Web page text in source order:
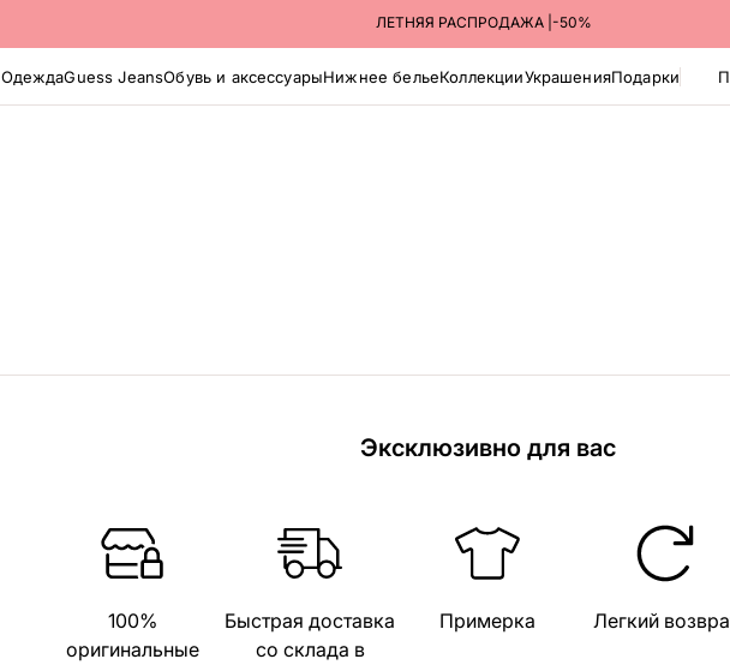
ЛЕТНЯЯ РАСПРОДАЖА |-50%
ОдеждаGuess JeansОбувь и аксессуарыНижнее бельеКоллекцииУкрашенияПодарки
Эксклюзивно для вас
100%
оригинальные
Быстрая доставка
со склада в
Примерка Легкий